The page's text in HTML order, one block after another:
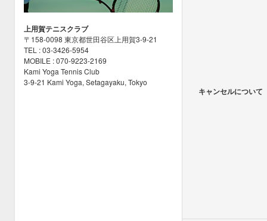
上用賀テニスクラブ
〒158-0098 東京都世田谷区上用賀3-9-21
TEL : 03-3426-5954
MOBILE : 070-9223-2169
Kami Yoga Tennis Club
3-9-21 Kami Yoga, Setagayaku, Tokyo
キャンセルについて